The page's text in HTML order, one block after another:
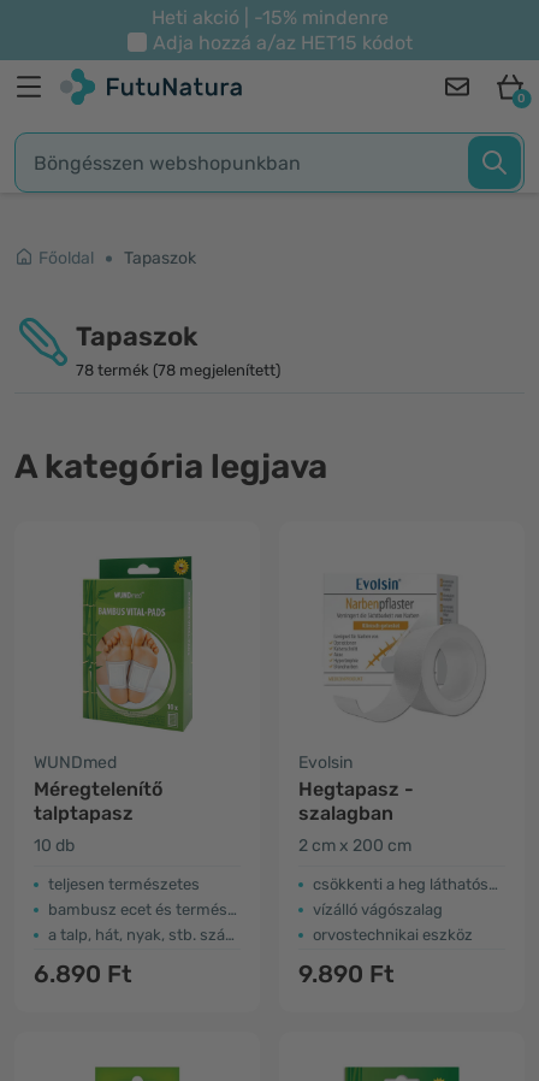
Heti akció | -15% mindenre
Adja hozzá a/az HET15 kódot
0
Főoldal Tapaszok
Tapaszok
78 termék (78 megjelenített)
A kategória legjava
WUNDmed
Méregtelenítő
talptapasz
10 db
teljesen természetes
bambusz ecet és természets kivonatok
a talp, hát, nyak, stb. számára
6.890 Ft
Evolsin
Hegtapasz -
szalagban
2 cm x 200 cm
csökkenti a heg láthatóságát és világosítja azokat
vízálló vágószalag
orvostechnikai eszköz
9.890 Ft